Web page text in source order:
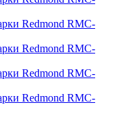
Redmond RMC-
Redmond RMC-
Redmond RMC-
Redmond RMC-